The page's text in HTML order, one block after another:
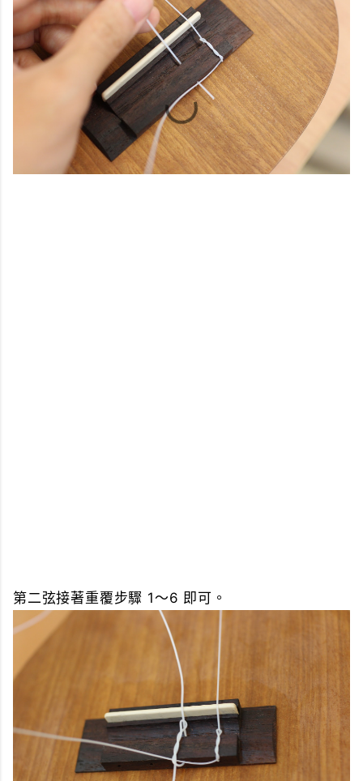
第二弦接著重覆步驟 1～6 即可。